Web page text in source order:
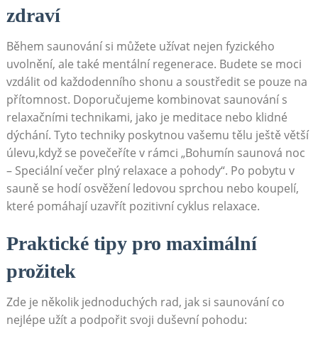
zdraví
Během saunování si ‍můžete užívat nejen fyzického
uvolnění,‌ ale⁤ také mentální regenerace. Budete se moci
vzdálit od každodenního shonu a⁤ soustředit se pouze‌ na ​
přítomnost.⁣ Doporučujeme kombinovat saunování s‌
relaxačními technikami,‍ jako je meditace nebo klidné
dýchání. Tyto techniky ​poskytnou vašemu⁤ tělu ještě ​větší
úlevu,když ⁢se povečeříte v rámci „Bohumín ​saunová ‍noc
– ‌Speciální večer plný relaxace ‍a pohody“.⁣ Po pobytu v
sauně se hodí osvěžení ledovou sprchou nebo koupelí,⁢
které​ pomáhají uzavřít pozitivní cyklus relaxace.
Praktické tipy pro​ maximální
prožitek
Zde je několik ⁢jednoduchých rad, jak⁢ si saunování co
nejlépe ⁣užít a​ podpořit svoji ​duševní pohodu: